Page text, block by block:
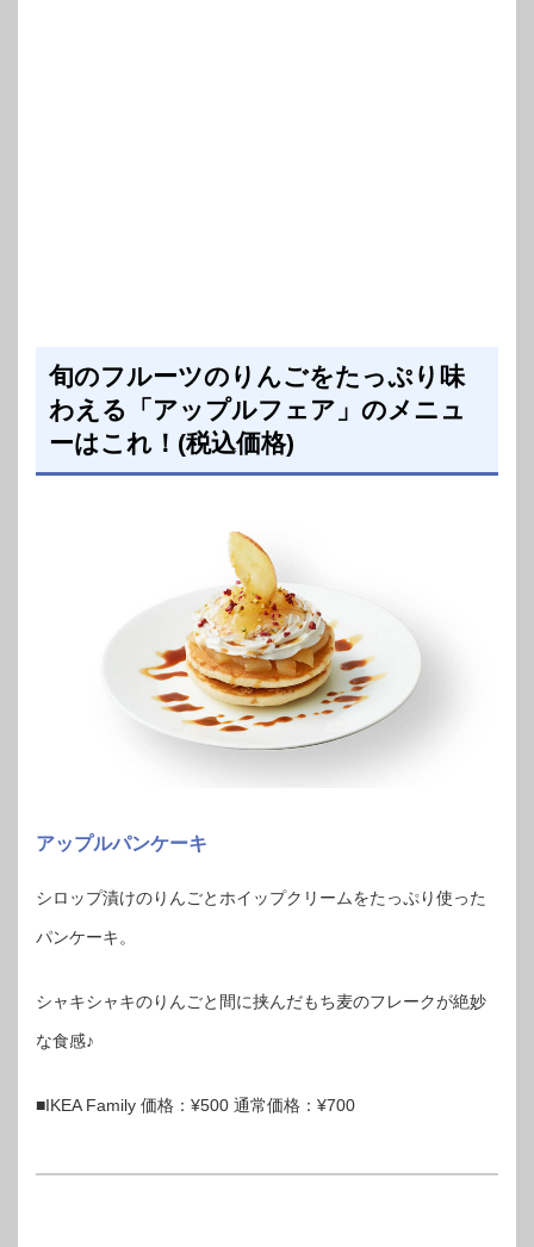
旬のフルーツのりんごをたっぷり味
わえる「アップルフェア」のメニュ
ーはこれ！(税込価格)
アップルパンケーキ
シロップ漬けのりんごとホイップクリームをたっぷり使った
パンケーキ。
シャキシャキのりんごと間に挟んだもち麦のフレークが絶妙
な食感♪
■IKEA Family 価格：¥500 通常価格：¥700